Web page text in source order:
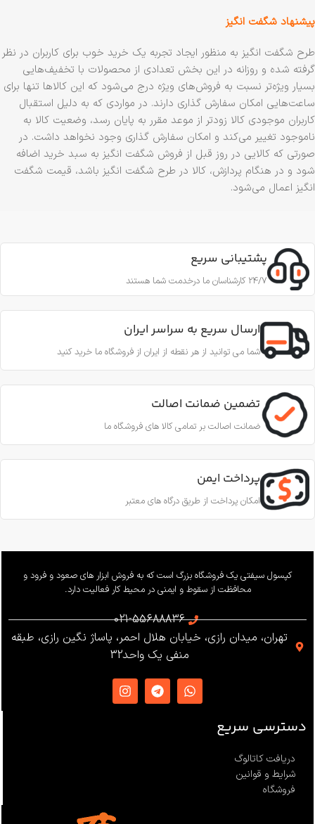
پیشنهاد شگفت انگیز
طرح شگفت انگیز به منظور ایجاد تجربه یک خرید خوب برای کاربران در نظر
گرفته شده و روزانه در این بخش تعدادی از محصولات با تخفیف‏‌هایی
بسیار ویژه‏‌تر نسبت به فروش‌‏های ویژه درج می‏‌شود که این کالاها تنها برای
ساعت‏‌هایی امکان سفارش گذاری دارند. در مواردی که به دلیل استقبال
کاربران موجودی کالا زودتر از موعد مقرر به پایان رسد، وضعیت کالا به
ناموجود تغییر می‏‌کند و امکان سفارش گذاری وجود نخواهد داشت. در
صورتی که کالایی در روز قبل از فروش شگفت انگیز به سبد خرید اضافه
شود و در هنگام پردازش، کالا در طرح شگفت انگیز باشد، قیمت شگفت
انگیز اعمال می‏‌شود.
پشتیبانی سریع
24/7 کارشناسان ما درخدمت شما هستند
ارسال سریع به سراسر ایران
شما می توانید از هر نقطه از ایران از فروشگاه ما خرید کنید
تضمین ضمانت اصالت
ضمانت اصالت بر تمامی کالا های فروشگاه ما
پرداخت ایمن
امکان پرداخت از طریق درگاه های معتبر
کپسول سیفتی یک فروشگاه بزرگ است که به فروش ابزار های صعود و فرود و
محافظت از سقوط و ایمنی در محیط کار فعالیت دارد.
021-55688836
تهران، میدان رازی، خیابان هلال احمر، پاساژ نگین رازی، طبقه
منفی یک واحد32
دسترسی سریع
دریافت کاتالوگ
شرایط و قوانین
فروشگاه